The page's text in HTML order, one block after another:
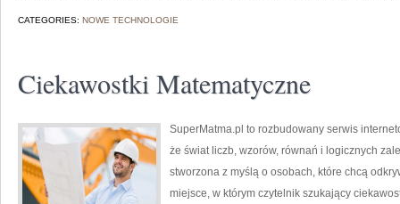
CATEGORIES: NOWE TECHNOLOGIE
Ciekawostki Matematyczne
SuperMatma.pl to rozbudowany serwis
że świat liczb, wzorów, równań i logicznych
stworzona z myślą o osobach, które chcą
miejsce, w którym czytelnik szukający